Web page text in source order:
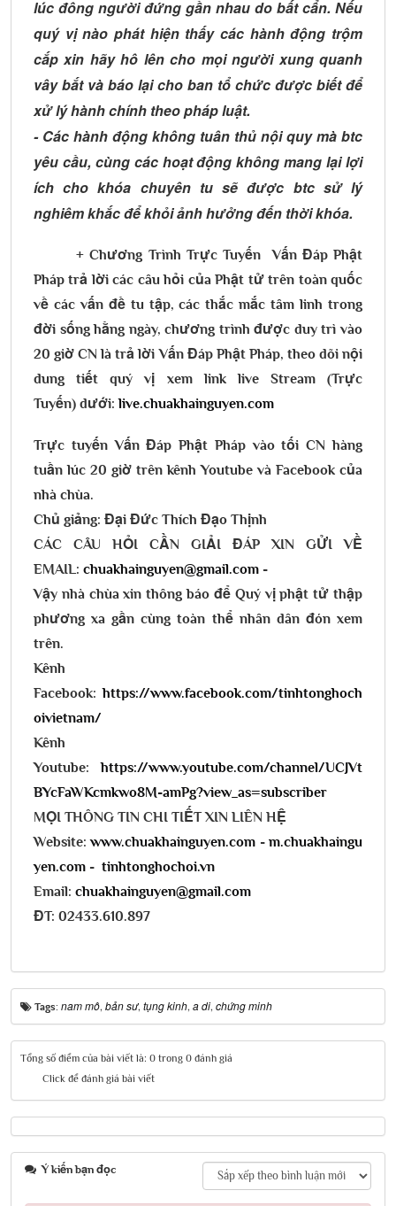
lúc đông người đứng gần nhau do bất cẩn. Nếu
quý vị nào phát hiện thấy các hành động trộm
cắp xin hãy hô lên cho mọi người xung quanh
vây bắt và báo lại cho ban tổ chức được biết để
xử lý hành chính theo pháp luật.
- Các hành động không tuân thủ nội quy mà btc
yêu cầu, cùng các hoạt động không mang lại lợi
ích cho khóa chuyên tu sẽ được btc sử lý
nghiêm khắc để khỏi ảnh hưởng đến thời khóa.
+ Chương Trình Trực Tuyến Vấn Đáp Phật
Pháp trả lời các câu hỏi của Phật tử trên toàn quốc
về các vấn đề tu tập, các thắc mắc tâm linh trong
đời sống hằng ngày, chương trình được duy trì vào
20 giờ CN là trả lời Vấn Đáp Phật Pháp, theo dõi nội
dung tiết quý vị xem link live Stream (Trực
Tuyến) dưới:live.chuakhainguyen.com
Trực tuyến Vấn Đáp Phật Pháp vào tối CN hàng
tuần lúc 20 giờ trên kênh Youtube và Facebook của
nhà chùa.
Chủ giảng: Đại Đức Thích Đạo Thịnh
CÁC CÂU HỎI CẦN GIẢI ĐÁP XIN GỬI VỀ
EMAIL: chuakhainguyen@gmail.com -
Vậy nhà chùa xin thông báo để Quý vị phật tử thập
phương xa gần cùng toàn thể nhân dân đón xem
trên.
Kênh
Facebook:https://www.facebook.com/tinhtonghoch
oivietnam/
Kênh
Youtube:https://www.youtube.com/channel/UCJVt
BYcFaWKcmkwo8M-amPg?view_as=subscriber
MỌI THÔNG TIN CHI TIẾT XIN LIÊN HỆ
Website:www.chuakhainguyen.com -m.chuakhaingu
yen.com - tinhtonghochoi.vn
Email: chuakhainguyen@gmail.com
ĐT: 02433.610.897
Tags: nam mô, bản sư, tụng kinh, a di, chứng minh
Tổng số điểm của bài viết là: 0 trong 0 đánh giá
Click để đánh giá bài viết
Ý kiến bạn đọc